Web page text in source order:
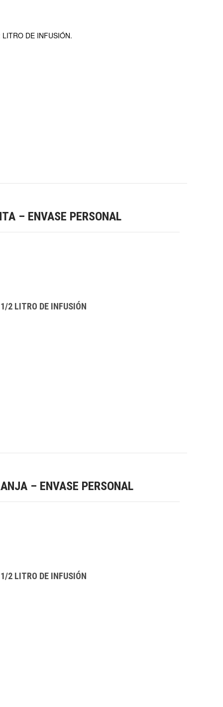
LITRO DE INFUSIÓN.
– ENVASE PERSONAL
2 LITRO DE INFUSIÓN
– ENVASE PERSONAL
2 LITRO DE INFUSIÓN